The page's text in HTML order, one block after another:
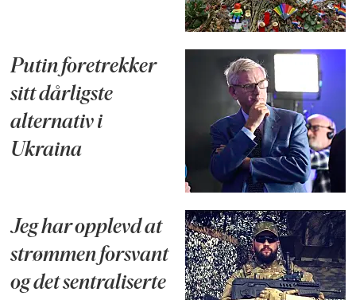
Putin foretrekker
sitt dårligste
alternativ i
Ukraina
Jeg har opplevd at
strømmen forsvant
og det sentraliserte